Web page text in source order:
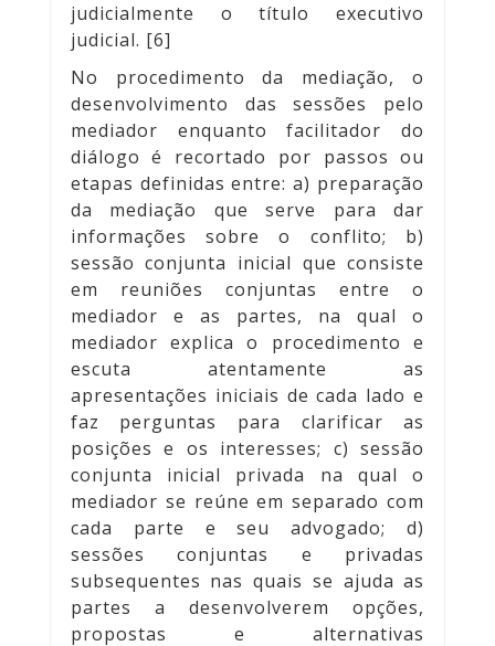
judicialmente o título executivo
judicial. [6]
No procedimento da mediação, o
desenvolvimento das sessões pelo
mediador enquanto facilitador do
diálogo é recortado por passos ou
etapas definidas entre: a) preparação
da mediação que serve para dar
informações sobre o conflito; b)
sessão conjunta inicial que consiste
em reuniões conjuntas entre o
mediador e as partes, na qual o
mediador explica o procedimento e
escuta atentamente as
apresentações iniciais de cada lado e
faz perguntas para clarificar as
posições e os interesses; c) sessão
conjunta inicial privada na qual o
mediador se reúne em separado com
cada parte e seu advogado; d)
sessões conjuntas e privadas
subsequentes nas quais se ajuda as
partes a desenvolverem opções,
propostas e alternativas